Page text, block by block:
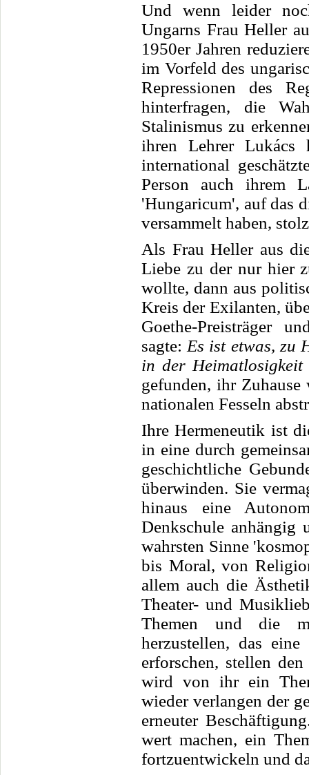
Und wenn leider
Ungarns Frau Heller
1950er Jahren
im Vorfeld des
Repressionen des
hinterfragen, die
Stalinismus zu
ihren Lehrer Lukács
international
Person auch ihrem
'Hungaricum', auf das
versammelt haben,
Als Frau Heller aus
Liebe zu der nur hier
wollte, dann aus
Kreis der Exilanten,
Goethe-Preisträger
sagte: Es ist etwas, zu
in der Heimatlosigkeit
gefunden, ihr
nationalen Fesseln
Ihre Hermeneutik ist
in eine durch
geschichtliche
überwinden. Sie
hinaus eine
Denkschule anhängig
wahrsten Sinne
bis Moral, von
allem auch die
Theater- und
Themen und die
herzustellen, das
erforschen, stellen
wird von ihr ein
wieder verlangen der
erneuter
wert machen, ein
fortzuentwickeln und